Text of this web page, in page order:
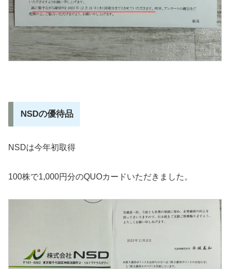
NSDの優待品
NSDは今年初取得
100株で1,000円分のQUOカードいただきました。